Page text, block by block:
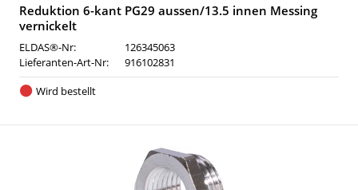
Reduktion 6-kant PG29 aussen/13.5 innen Messing
vernickelt
ELDAS®-Nr:
126345063
Lieferanten-Art-Nr:
916102831
Wird bestellt